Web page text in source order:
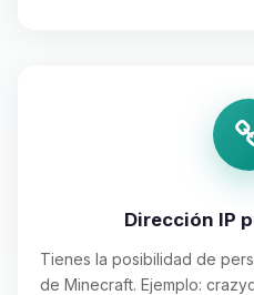
Dirección IP
Tienes la posibilidad de
de Minecraft. Ejemplo: